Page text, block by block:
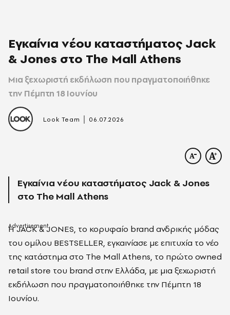
Εγκαίνια νέου καταστήματος Jack
& Jones στο The Mall Athens
Mια ξεχωριστή εκδήλωση που πραγματοποιήθηκε
την Πέμπτη 18 Ιουνίου
Look Team 06.07.2026
Εγκαίνια νέου καταστήματος Jack & Jones
στο The Mall Athens
Η JACK & JONES, το κορυφαίο brand ανδρικής μόδας
του ομίλου BESTSELLER, εγκαινίασε με επιτυχία το νέο
της κατάστημα στο The Mall Athens, το πρώτο owned
retail store του brand στην Ελλάδα, με μια ξεχωριστή
εκδήλωση που πραγματοποιήθηκε την Πέμπτη 18
Ιουνίου.